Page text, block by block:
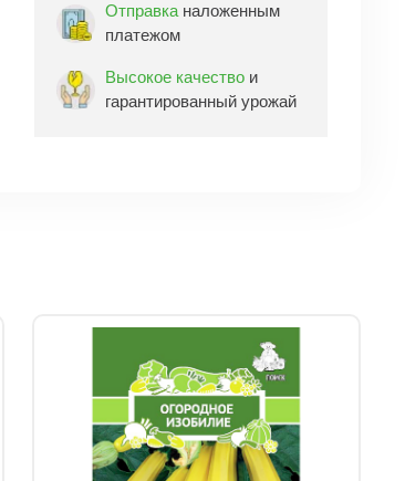
Отправка наложенным
платежом
Высокое качество и
гарантированный урожай